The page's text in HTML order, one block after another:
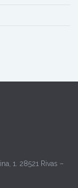
1. 28521 Rivas –